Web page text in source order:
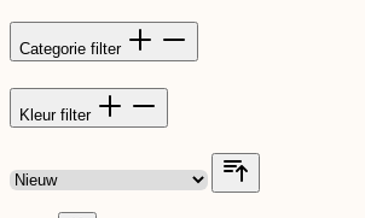
Categorie filter
Kleur filter